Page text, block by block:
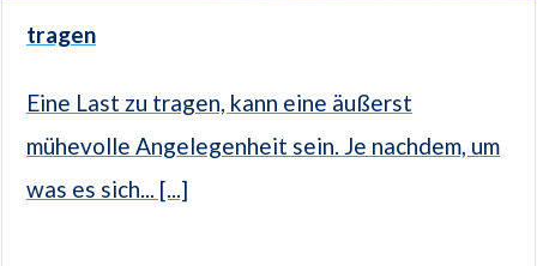
tragen
Eine Last zu tragen, kann eine äußerst
mühevolle Angelegenheit sein. Je nachdem, um
was es sich... [...]